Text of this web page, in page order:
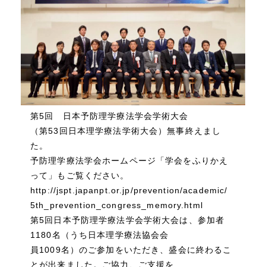
第5回 日本予防理学療法学会学術大会
（第53回日本理学療法学術大会）無事終えまし
た。
予防理学療法学会ホームページ「学会をふりかえ
って」もご覧ください。
http://jspt.japanpt.or.jp/prevention/academic/
5th_prevention_congress_memory.html
第5回日本予防理学療法学会学術大会は、参加者
1180名（うち日本理学療法協会会
員1009名）のご参加をいただき、盛会に終わるこ
とが出来ました。ご協力、ご支援を